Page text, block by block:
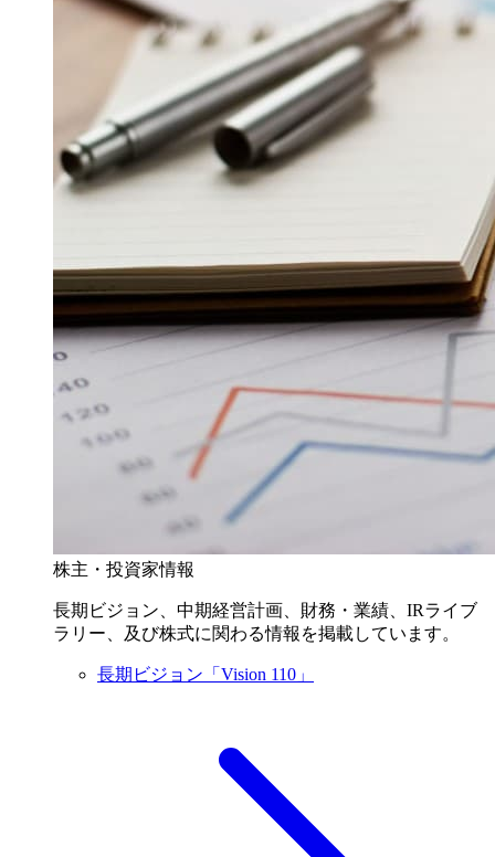
株主・投資家情報
長期ビジョン、中期経営計画、財務・業績、IRライブ
ラリー、及び株式に関わる情報を掲載しています。
長期ビジョン「Vision 110」